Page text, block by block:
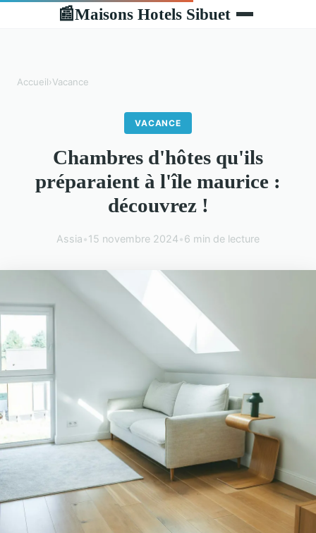
📰Maisons Hotels Sibuet
Accueil›Vacance
VACANCE
Chambres d'hôtes qu'ils
préparaient à l'île maurice :
découvrez !
Assia•15 novembre 2024•6 min de lecture